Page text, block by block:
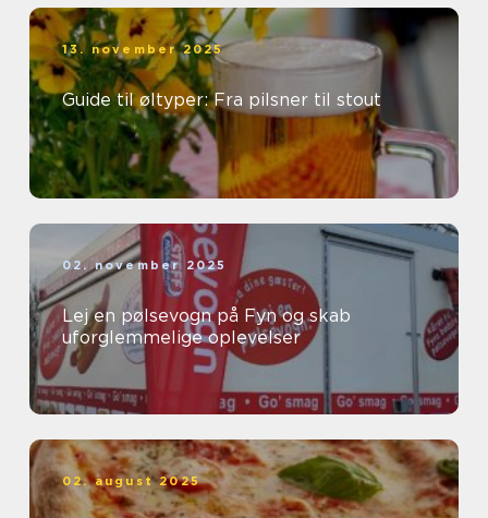
13. november 2025
Guide til øltyper: Fra pilsner til stout
02. november 2025
Lej en pølsevogn på Fyn og skab
uforglemmelige oplevelser
02. august 2025